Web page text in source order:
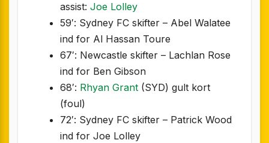
assist: Joe Lolley
59′: Sydney FC skifter – Abel Walatee
ind for Al Hassan Toure
67′: Newcastle skifter – Lachlan Rose
ind for Ben Gibson
68′: Rhyan Grant (SYD) gult kort
(foul)
72′: Sydney FC skifter – Patrick Wood
ind for Joe Lolley